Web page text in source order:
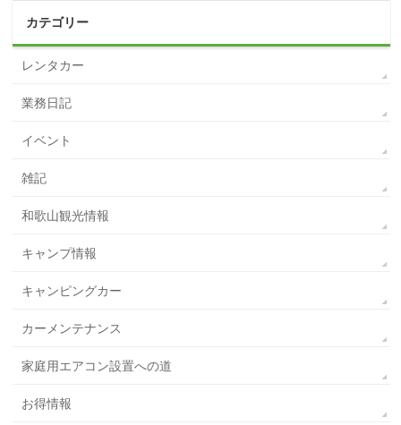
カテゴリー
レンタカー
業務日記
イベント
雑記
和歌山観光情報
キャンプ情報
キャンピングカー
カーメンテナンス
家庭用エアコン設置への道
お得情報